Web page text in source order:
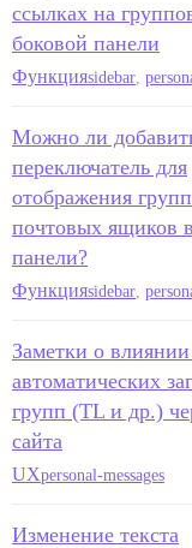
ссылках на
боковой панели
Функцияsidebar
Можно ли
переключатель для
отображения
почтовых ящиков
панели?
Функцияsidebar
Заметки о
автоматических
групп (TL и др.)
сайта
UXpersonal-messages
Изменение текста